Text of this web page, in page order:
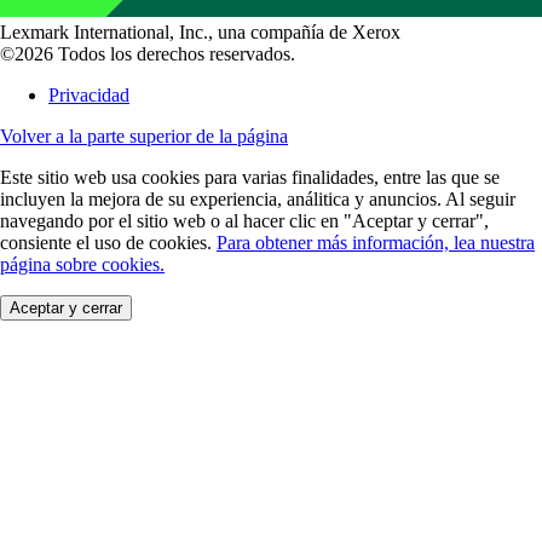
Lexmark International, Inc., una compañía de Xerox
©2026 Todos los derechos reservados.
Privacidad
Volver a la parte superior de la página
Este sitio web usa cookies para varias finalidades, entre las que se
incluyen la mejora de su experiencia, análitica y anuncios. Al seguir
navegando por el sitio web o al hacer clic en "Aceptar y cerrar",
consiente el uso de cookies. Para obtener más información, lea nuestra
página sobre cookies.
Aceptar y cerrar